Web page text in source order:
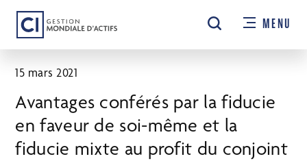
Passer
contenu
principal
MENU
15 mars 2021
Avantages conférés par la fiducie
en faveur de soi-même et la
fiducie mixte au profit du conjoint